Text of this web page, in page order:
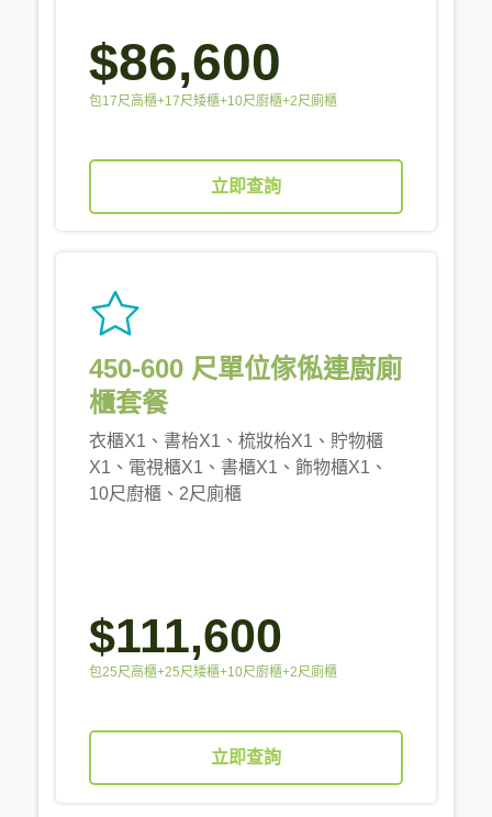
$86,600
包17尺高櫃+17尺矮櫃+10尺廚櫃+2尺廁櫃
立即查詢
450-600 尺單位傢俬連廚廁
櫃套餐
衣櫃X1、書枱X1、梳妝枱X1、貯物櫃
X1、電視櫃X1、書櫃X1、飾物櫃X1、
10尺廚櫃、2尺廁櫃
$111,600
包25尺高櫃+25尺矮櫃+10尺廚櫃+2尺廁櫃
立即查詢